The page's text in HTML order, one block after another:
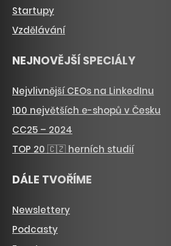
Startupy
Vzdělávání
NEJNOVĚJŠÍ SPECIÁLY
Nejvlivnější CEOs na LinkedInu
100 největších e-shopů v Česku
CC25 – 2024
TOP 20 🇨🇿 herních studií
DÁLE TVOŘÍME
Newslettery
Podcasty